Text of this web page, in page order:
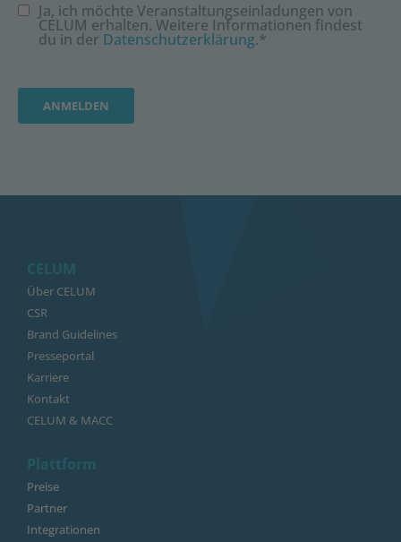
Ja, ich möchte Veranstaltungseinladungen von
CELUM erhalten. Weitere Informationen findest
du in der Datenschutzerklärung.*
CELUM
Über CELUM
CSR
Brand Guidelines
Presseportal
Karriere
Kontakt
CELUM & MACC
Plattform
Preise
Partner
Integrationen